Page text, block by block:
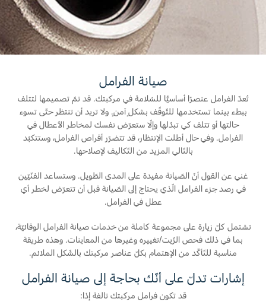
الكويت
لبنان
عمان
‫المملكة
إضافات
فورد بروتكت
خطة الخدمات الممتدة
القسائم والخصومات الخاصة بالصيانة
خدمات فورد
خدمة الفرامل
خدمة البطارية
الضمان والتأمين
Ford Protect لمحة عامة عن
صيانة الفرامل
تُعدّ الفرامل عنصرًا أساسيًّا للسّلامة في مركبتك. قد تمّ تصميمها لتتلف
ببطء بينما تستخدمها للتّوقّف بشكلٍ آمنٍ. ولا تريد أن تنتظر حتّى تسوء
حالتها أو تتلف كي تبدّلها وإلّا ستعرّض نفسك لمخاطر الأعطال في
الفرامل. وفي حال أطلت الإنتظار، قد تتضرّر أقراص الفرامل، وستتكبّد
بالتّالي المزيد من التّكاليف لإصلاحها.
غني عن القول أنّ الصّيانة مفيدة على المدى الطّويل. وستساعد الفنّيّين
في رصد جزء الفرامل الّذي يحتاج إلى الصّيانة قبل أن تتعرّض لخطر أي
عطل في الفرامل.
تشتمل كلّ زيارة على مجموعة كاملة من خدمات صيانة الفرامل الوقائيّة،
بما في ذلك فحص الزّيت/تغييره وغيرها من المعاينات. وهذه طريقة
مناسبة للتّأكّد من الإهتمام بكلّ عناصر مركبتك بالشّكل الملائم.
إشارات تدلّ على أنّك بحاجة إلى صيانة الفرامل
قد تكون فرامل مركبتك تالفة إذا: